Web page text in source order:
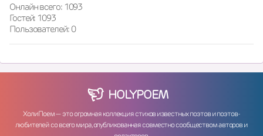
Онлайн всего: 1093
Гостей: 1093
Пользователей: 0
HOLYPOEM
ХолиПоем — это огромная коллекция стихов известных поэтов и поэтов-
любителей со всего мира, опубликованная совместно сообществом авторов и